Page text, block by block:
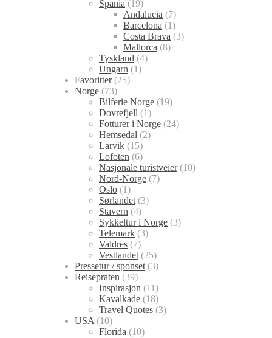
Spania (19)
Andalucia (7)
Barcelona (1)
Costa Brava (3)
Mallorca (8)
Tyskland (4)
Ungarn (1)
Favoritter(25)
Norge (73)
Bilferie Norge (19)
Dovrefjell (1)
Fotturer i Norge (24)
Hemsedal (2)
Larvik (15)
Lofoten (6)
Nasjonale turistveier(10)
Nord-Norge (7)
Oslo (1)
Sørlandet (3)
Stavern (4)
Sykkeltur i Norge (3)
Telemark (3)
Valdres (7)
Vestlandet (25)
Pressetur / sponset (3)
Reisepraten (39)
Inspirasjon (11)
Kavalkade (18)
Travel Quotes (3)
USA (10)
Florida (10)